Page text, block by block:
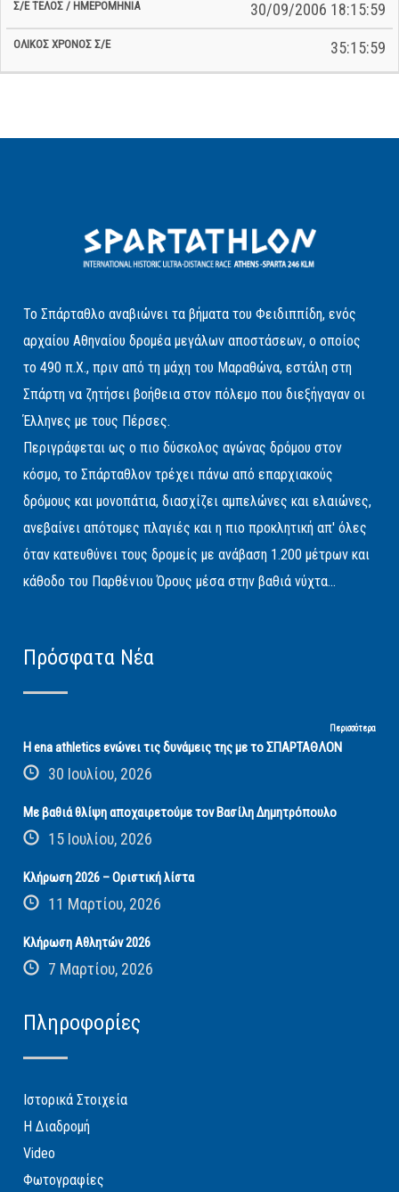
30/09/2006 18:15:59
35:15:59
Το Σπάρταθλο αναβιώνει τα βήματα του Φειδιππίδη, ενός
αρχαίου Αθηναίου δρομέα μεγάλων αποστάσεων, ο οποίος
το 490 π.Χ., πριν από τη μάχη του Μαραθώνα, εστάλη στη
Σπάρτη να ζητήσει βοήθεια στον πόλεμο που διεξήγαγαν οι
Έλληνες με τους Πέρσες.
Περιγράφεται ως ο πιο δύσκολος αγώνας δρόμου στον
κόσμο, το Σπάρταθλον τρέχει πάνω από επαρχιακούς
δρόμους και μονοπάτια, διασχίζει αμπελώνες και ελαιώνες,
ανεβαίνει απότομες πλαγιές και η πιο προκλητική απ' όλες
όταν κατευθύνει τους δρομείς με ανάβαση 1.200 μέτρων και
κάθοδο του Παρθένιου Όρους μέσα στην βαθιά νύχτα...
Πρόσφατα Νέα
Περισσότερα
Η ena athletics ενώνει τις δυνάμεις της με το ΣΠΑΡΤΑΘΛΟΝ
30 Ιουλίου, 2026
Με βαθιά θλίψη αποχαιρετούμε τον Βασίλη Δημητρόπουλο
15 Ιουλίου, 2026
Κλήρωση 2026 – Οριστική λίστα
11 Μαρτίου, 2026
Κλήρωση Αθλητών 2026
7 Μαρτίου, 2026
Πληροφορίες
Ιστορικά Στοιχεία
Η Διαδρομή
Video
Φωτογραφίες